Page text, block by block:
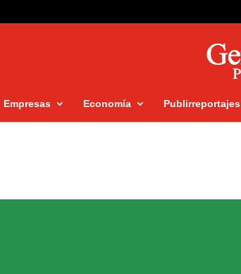
Empresas Economía Publirreportajes